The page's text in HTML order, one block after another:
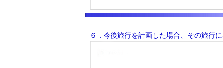
６．今後旅行を計画した場合、その旅行